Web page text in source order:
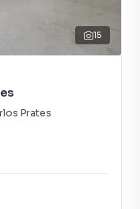
15
Prates